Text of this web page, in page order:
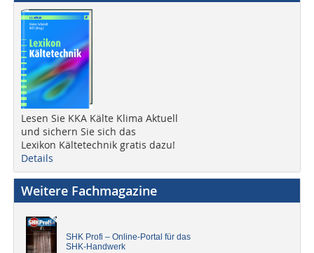
Lesen Sie KKA Kälte Klima Aktuell
und sichern Sie sich das
Lexikon Kältetechnik gratis dazu!
Details
Weitere Fachmagazine
SHK Profi – Online-Portal für das
SHK-Handwerk